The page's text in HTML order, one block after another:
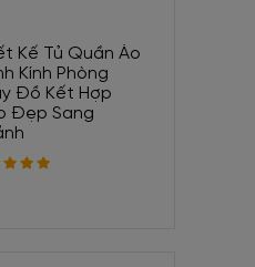
Kế Tủ Quần Áo
Kính Phòng
Đồ Kết Hợp
Đẹp Sang